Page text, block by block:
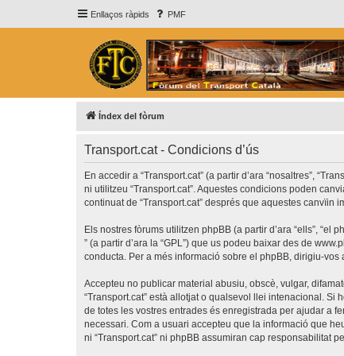
Enllaços ràpids PMF
Índex del fòrum
Transport.cat - Condicions d’ús
En accedir a “Transport.cat” (a partir d’ara “nosaltres”,
ni utilitzeu “Transport.cat”. Aquestes condicions poden
continuat de “Transport.cat” després que aquestes canvïin
Els nostres fòrums utilitzen phpBB (a partir d’ara “ells”, “el
” (a partir d’ara la “GPL”) que us podeu baixar des de
conducta. Per a més informació sobre el phpBB, dirigiu-vos
Accepteu no publicar material abusiu, obscè, vulgar,
“Transport.cat” està allotjat o qualsevol llei intenacional. Si
de totes les vostres entrades és enregistrada per ajudar a
necessari. Com a usuari accepteu que la informació que
ni “Transport.cat” ni phpBB assumiran cap responsabilitat